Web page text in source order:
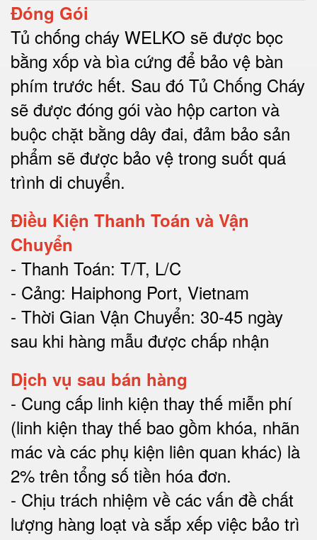
Đóng Gói
Tủ chống cháy WELKO sẽ được bọc
bằng xốp và bìa cứng để bảo vệ bàn
phím trước hết. Sau đó Tủ Chống Cháy
sẽ được đóng gói vào hộp carton và
buộc chặt bằng dây đai, đảm bảo sản
phẩm sẽ được bảo vệ trong suốt quá
trình di chuyển.
Điều Kiện Thanh Toán và Vận
Chuyển
- Thanh Toán: T/T, L/C
- Cảng: Haiphong Port, Vietnam
- Thời Gian Vận Chuyển: 30-45 ngày
sau khi hàng mẫu được chấp nhận
Dịch vụ sau bán hàng
- Cung cấp linh kiện thay thế miễn phí
(linh kiện thay thế bao gồm khóa, nhãn
mác và các phụ kiện liên quan khác) là
2% trên tổng số tiền hóa đơn.
- Chịu trách nhiệm về các vấn đề chất
lượng hàng loạt và sắp xếp việc bảo trì